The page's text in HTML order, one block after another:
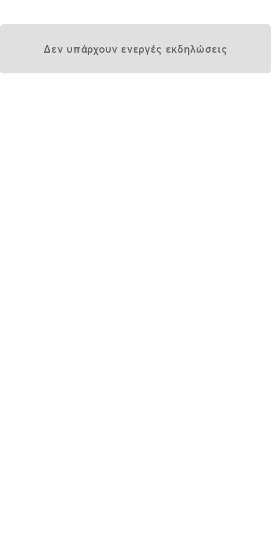
Δεν υπάρχουν ενεργές εκδηλώσεις